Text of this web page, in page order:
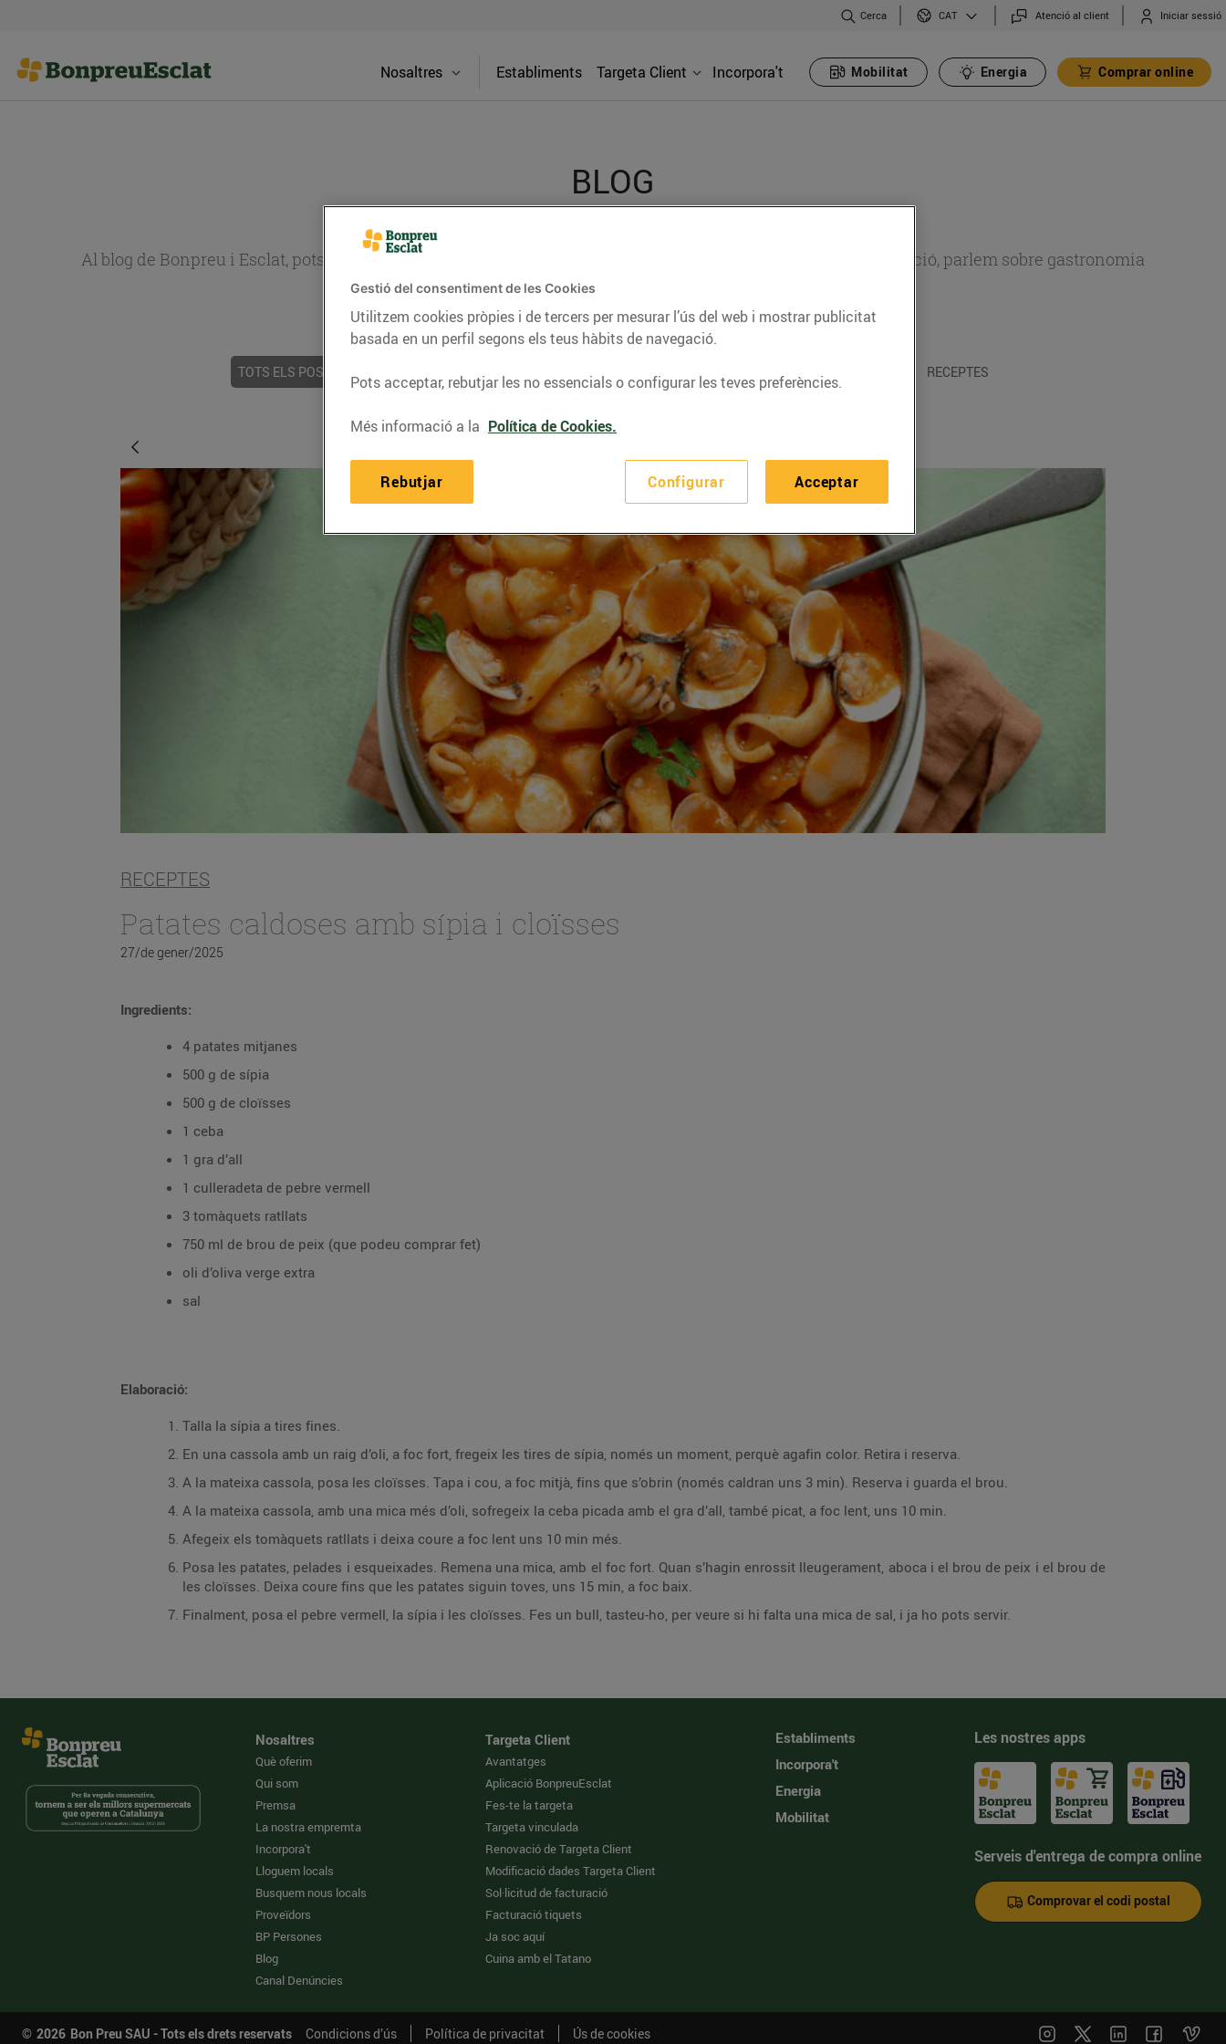
Cerca CAT Atenció al client Iniciar sessió
Nosaltres Establiments Targeta Client Incorpora't Mobilitat Energia Comprar online
BLOG
Al blog de Bonpreu i Esclat, pots trobar receptes, consells nutricionals, informació d’actualitat sobre alimentació, parlem sobre gastronomia
del nostre territori i molts altres temes.
TOTS ELS POSTS CONSELLS I HÀBITS SALUDABLES ENERGIA GASTRONOMIA I TRADICIONS RECEPTES
RECEPTES
Patates caldoses amb sípia i cloïsses
27/de gener/2025
Ingredients:
4 patates mitjanes
500 g de sípia
500 g de cloïsses
1 ceba
1 gra d’all
1 culleradeta de pebre vermell
3 tomàquets ratllats
750 ml de brou de peix (que podeu comprar fet)
oli d’oliva verge extra
sal
Elaboració:
Talla la sípia a tires fines.
En una cassola amb un raig d’oli, a foc fort, fregeix les tires de sípia, només un moment, perquè agafin color. Retira i reserva.
A la mateixa cassola, posa les cloïsses. Tapa i cou, a foc mitjà, fins que s’obrin (només caldran uns 3 min). Reserva i guarda el brou.
A la mateixa cassola, amb una mica més d’oli, sofregeix la ceba picada amb el gra d’all, també picat, a foc lent, uns 10 min.
Afegeix els tomàquets ratllats i deixa coure a foc lent uns 10 min més.
Posa les patates, pelades i esqueixades. Remena una mica, amb el foc fort. Quan s’hagin enrossit lleugerament, aboca i el brou de peix i el brou de
les cloïsses. Deixa coure fins que les patates siguin toves, uns 15 min, a foc baix.
Finalment, posa el pebre vermell, la sípia i les cloïsses. Fes un bull, tasteu-ho, per veure si hi falta una mica de sal, i ja ho pots servir.
Nosaltres
Què oferim
Qui som
Premsa
La nostra empremta
Incorpora't
Lloguem locals
Busquem nous locals
Proveïdors
BP Persones
Blog
Canal Denúncies
Targeta Client
Avantatges
Aplicació BonpreuEsclat
Fes-te la targeta
Targeta vinculada
Renovació de Targeta Client
Modificació dades Targeta Client
Sol·licitud de facturació
Facturació tiquets
Ja soc aquí
Cuina amb el Tatano
Establiments
Incorpora't
Energia
Mobilitat
Les nostres apps
Serveis d'entrega de compra online
Comprovar el codi postal
© 2026 Bon Preu SAU - Tots els drets reservats Condicions d’ús Política de privacitat Ús de cookies
Gestió del consentiment de les Cookies
Utilitzem cookies pròpies i de tercers per mesurar l’ús del web i mostrar publicitat
basada en un perfil segons els teus hàbits de navegació.
Pots acceptar, rebutjar les no essencials o configurar les teves preferències.
Més informació a la Política de Cookies.
Configurar
Rebutjar Acceptar